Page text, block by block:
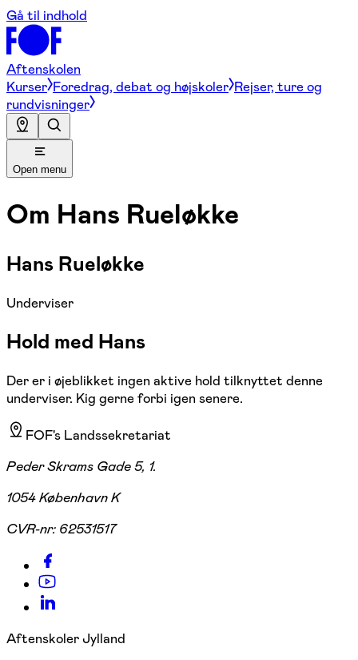
Gå til indhold
Aftenskolen
Kurser Foredrag, debat og højskoler Rejser, ture og
rundvisninger
Open menu
Om Hans Rueløkke
Hans Rueløkke
Underviser
Hold med Hans
Der er i øjeblikket ingen aktive hold tilknyttet denne
underviser. Kig gerne forbi igen senere.
FOF's Landssekretariat
Peder Skrams Gade 5, 1.
1054 København K
CVR-nr: 62531517
Aftenskoler Jylland